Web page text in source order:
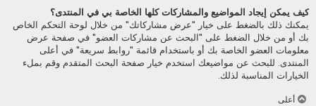
كيف يمكن إيجاد المواضيع والمشاركات كلها الخاصة بي في المنتدى؟
يمكنك ذلك بالضغط على خيار "عرض مشاركاتك" من خلال لوحة التحكم الخاص
بك أو من خلال الضغط على "البحث عن مشاركات العضو" في صفحة عرض
معلومات العضو الخاصة بك أو باستخدام قائمة "روابط سريعة" في أعلى
المنتدى. للبحث عن مواضيعك استخدم خيار صفحة البحث المتقدم وقم بملء
الخيارات المناسبة لذلك.
أعلى